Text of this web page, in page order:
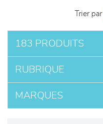
décoration
Trier par
183 PRODUITS
RUBRIQUE
MARQUES